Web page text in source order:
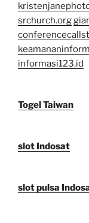
srchurch.org
informasi123.id
Togel Taiwan
slot Indosat
slot pulsa